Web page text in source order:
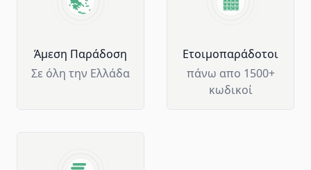
Άμεση Παράδοση
Σε όλη την Ελλάδα
Ετοιμοπαράδοτοι
πάνω απο 1500+
κωδικοί